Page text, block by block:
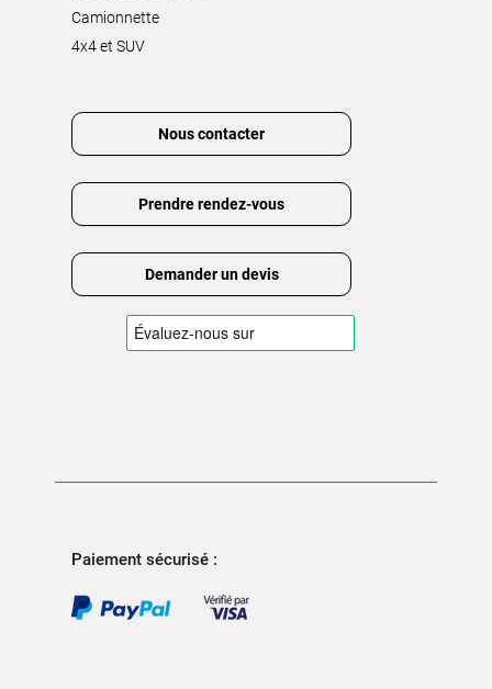
Camionnette
4x4 et SUV
Nous contacter
Prendre rendez-vous
Demander un devis
Paiement sécurisé :